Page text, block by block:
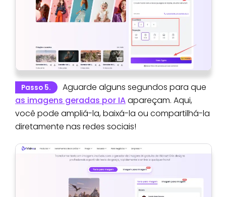
Passo 5.
Aguarde alguns segundos para que
as imagens geradas por IAapareçam. Aqui,
você pode ampliá-la, baixá-la ou compartilhá-la
diretamente nas redes sociais!